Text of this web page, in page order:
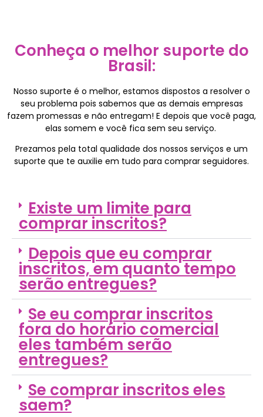
Conheça o melhor suporte do
Brasil:
Nosso suporte é o melhor, estamos dispostos a resolver o
seu problema pois sabemos que as demais empresas
fazem promessas e não entregam! E depois que você paga,
elas somem e você fica sem seu serviço.
Prezamos pela total qualidade dos nossos serviços e um
suporte que te auxilie em tudo para comprar seguidores.
Existe um limite para
comprar inscritos?
Depois que eu comprar
inscritos, em quanto tempo
serão entregues?
Se eu comprar inscritos
fora do horário comercial
eles também serão
entregues?
Se comprar inscritos eles
saem?